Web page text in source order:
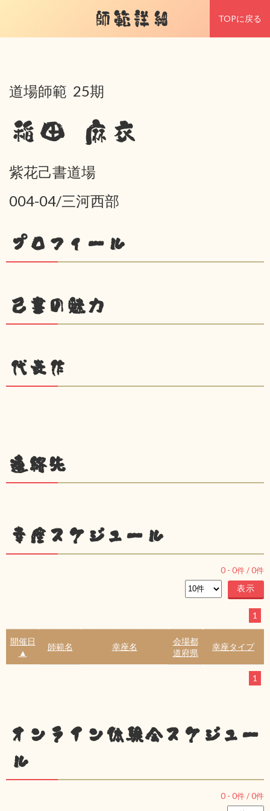
師範詳細 TOPに戻る
道場師範 25期
稲田 麻衣
紫花己書道場
004-04/三河西部
プロフィール
己書の魅力
代表作
連絡先
幸座スケジュール
0 - 0件 /0件
1
開催日
▲
師範名 幸座名
会場都
道府県
幸座タイプ
1
オンライン体験会スケジュー
ル
0 - 0件 /0件